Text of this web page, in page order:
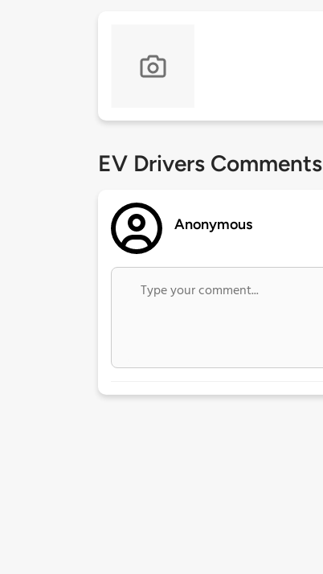
EV Drivers Comments
Anonymous